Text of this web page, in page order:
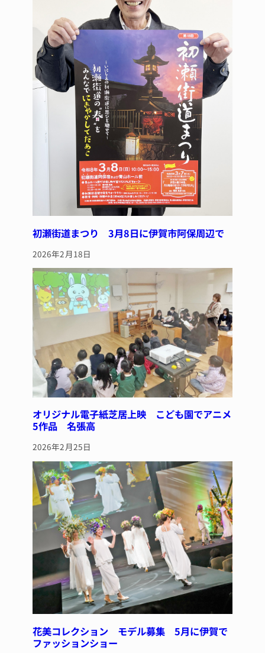
初瀬街道まつり 3月8日に伊賀市阿保周辺で
2026年2月18日
オリジナル電子紙芝居上映 こども園でアニメ
5作品 名張高
2026年2月25日
花美コレクション モデル募集 5月に伊賀で
ファッションショー